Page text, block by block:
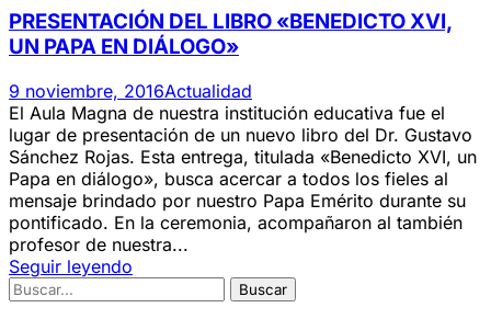
PRESENTACIÓN DEL LIBRO «BENEDICTO XVI,
UN PAPA EN DIÁLOGO»
9 noviembre, 2016Actualidad
El Aula Magna de nuestra institución educativa fue el
lugar de presentación de un nuevo libro del Dr. Gustavo
Sánchez Rojas. Esta entrega, titulada «Benedicto XVI, un
Papa en diálogo», busca acercar a todos los fieles al
mensaje brindado por nuestro Papa Emérito durante su
pontificado. En la ceremonia, acompañaron al también
profesor de nuestra...
Seguir leyendo